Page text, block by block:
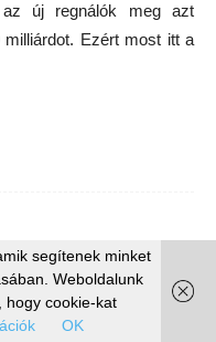
az új regnálók meg azt
Ezért most itt a
segítenek minket
Weboldalunk
hogy cookie-kat
OK